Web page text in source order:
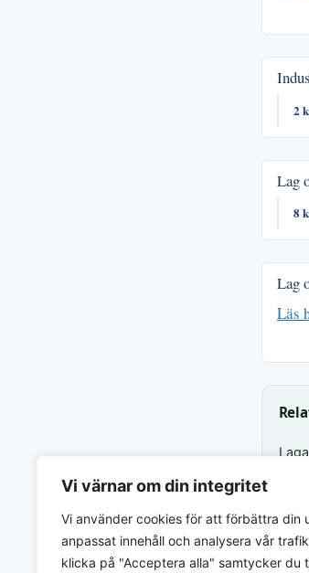
Vi värnar om din integritet
Vi använder cookies för att förbättra din
anpassat innehåll och analysera vår
klicka på "Acceptera alla" samtycker du
2
Lag
8
Lag
Läs